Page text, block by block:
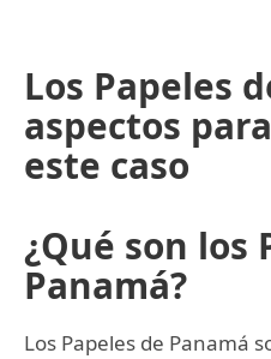
Los Papeles
aspectos
este caso
¿Qué son los
Panamá?
Los Papeles de Panamá